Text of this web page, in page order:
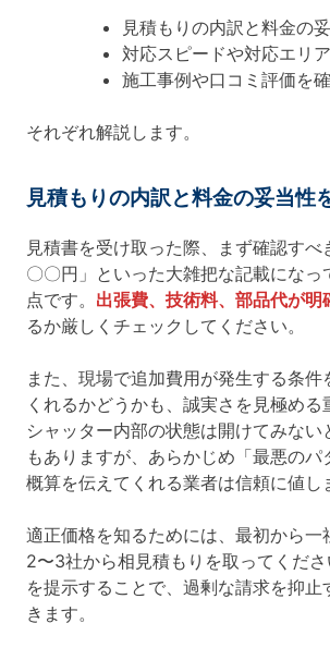
見積もりの内訳と料金の
対応スピードや対応エリ
施工事例や口コミ評価を
それぞれ解説します。
見積もりの内訳と料金の妥当性
見積書を受け取った際、まず確認すべ
〇〇円」といった大雑把な記載になっ
点です。 出張費、技術料、部品代が明
るか厳しくチェックしてください。
また、現場で追加費用が発生する条件
くれるかどうかも、誠実さを見極める
シャッター内部の状態は開けてみない
もありますが、あらかじめ「最悪のパ
概算を伝えてくれる業者は信頼に値し
適正価格を知るためには、最初から一
2〜3社から相見積もりを取ってくだ
を提示することで、過剰な請求を抑止
きます。